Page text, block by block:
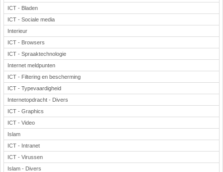
ICT - Bladen
ICT - Sociale media
Interieur
ICT - Browsers
ICT - Spraaktechnologie
Internet meldpunten
ICT - Filtering en bescherming
ICT - Typevaardigheid
Internetopdracht - Divers
ICT - Graphics
ICT - Video
Islam
ICT - Intranet
ICT - Virussen
Islam - Divers